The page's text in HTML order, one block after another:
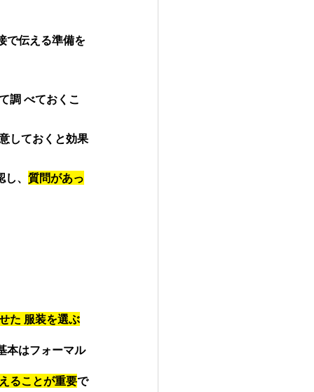
で伝える準備を
調 べておくこ
しておくと効果
、 質問があっ
た 服装を選ぶ
本はフォーマル
ることが重要で